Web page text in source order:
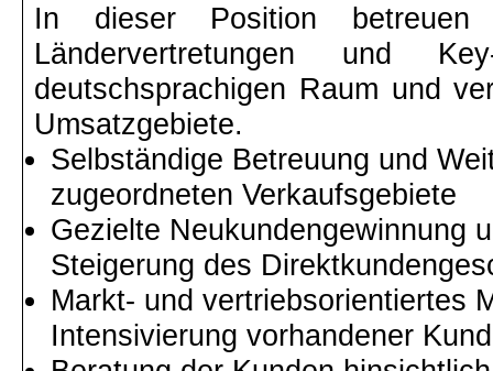
In dieser Position
Ländervertretungen und
deutschsprachigen Raum und
Umsatzgebiete.
Selbständige Betreuung und
zugeordneten Verkaufsgebiete
Gezielte Neukundengewinnung
Steigerung des
Markt- und vertriebsorientiertes
Intensivierung vorhandener